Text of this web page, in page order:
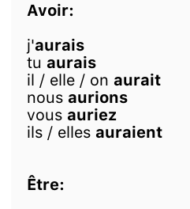
Avoir:
j'aurais
tu aurais
il / elle / on aurait
nous aurions
vous auriez
ils / elles auraient
Être: